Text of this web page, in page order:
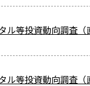
ル等投資動向調査（
ル等投資動向調査（